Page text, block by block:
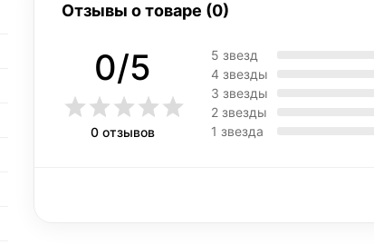
Отзывы о товаре (0)
0/5
0 отзывов
5 звезд
4 звезды
3 звезды
2 звезды
1 звезда